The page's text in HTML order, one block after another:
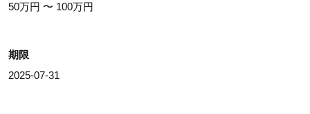
50万円 〜 100万円
期限
2025-07-31